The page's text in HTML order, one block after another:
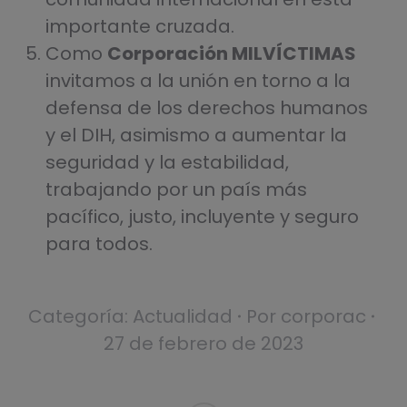
importante cruzada.
Como Corporación MILVÍCTIMAS
invitamos a la unión en torno a la
defensa de los derechos humanos
y el DIH, asimismo a aumentar la
seguridad y la estabilidad,
trabajando por un país más
pacífico, justo, incluyente y seguro
para todos.
Categoría: Actualidad Por corporac
27 de febrero de 2023